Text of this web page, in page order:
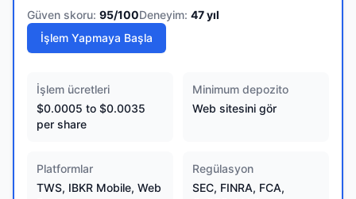
Güven skoru: 95/100Deneyim: 47yıl
İşlem Yapmaya Başla
İşlem ücretleri
$0.0005 to $0.0035
per share
Minimum depozito
Web sitesini gör
Platformlar
TWS, IBKR Mobile, Web
Regülasyon
SEC, FINRA, FCA,